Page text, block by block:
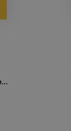
Prawo spadkowe. Przed egzaminem